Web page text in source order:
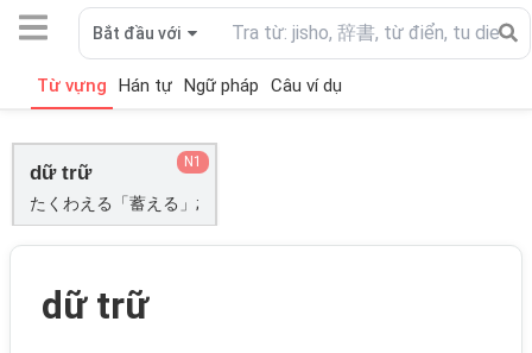
Bắt đầu với
Từ vựng Hán tự Ngữ pháp Câu ví dụ
dữ trữ
たくわえる「蓄える」;
N1
dữ trữ